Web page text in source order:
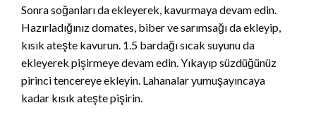
Sonra soğanları da ekleyerek, kavurmaya devam edin.
Hazırladığınız domates, biber ve sarımsağı da ekleyip,
kısık ateşte kavurun. 1.5 bardağı sıcak suyunu da
ekleyerek pişirmeye devam edin. Yıkayıp süzdüğünüz
pirinci tencereye ekleyin. Lahanalar yumuşayıncaya
kadar kısık ateşte pişirin.